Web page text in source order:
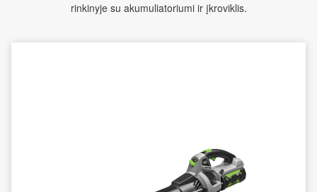
rinkinyje su akumuliatoriumi ir įkroviklis.